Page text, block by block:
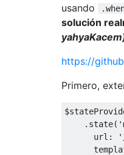
usando
solución
https://
Primero,
. state(
      url
: